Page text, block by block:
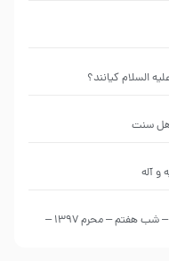
‌السلام کیانند؟
اهل سنت
و آله
من غلام نوکراتم من عاشق کربلاتم – شور زمینه – شب هفتم – محرم 1397 –